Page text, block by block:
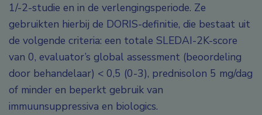
1/-2-studie en in de verlengingsperiode. Ze
gebruikten hierbij de DORIS-definitie, die bestaat uit
de volgende criteria: een totale SLEDAI-2K-score
van 0, evaluator’s global assessment (beoordeling
door behandelaar) < 0,5 (0-3), prednisolon 5 mg/dag
of minder en beperkt gebruik van
immuunsuppressiva en biologics.